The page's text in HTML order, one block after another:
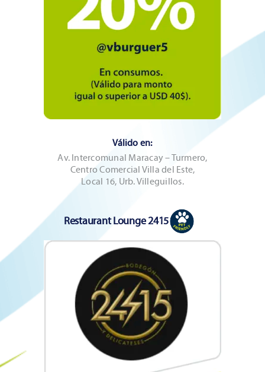
Válido en:
Av. Intercomunal Maracay – Turmero,
Centro Comercial Villa del Este,
Local 16, Urb. Villeguillos.
Restaurant Lounge 2415